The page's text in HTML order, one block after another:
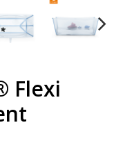
Flexi